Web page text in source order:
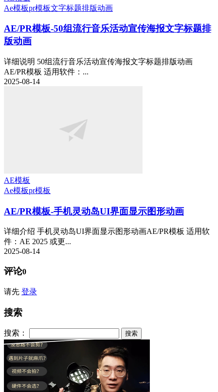
Ae模板pr模板文字标题排版动画
AE/PR模板-50组流行音乐活动宣传海报文字标题排
版动画
详细说明 50组流行音乐活动宣传海报文字标题排版动画
AE/PR模板 适用软件：...
2025-08-14
AE模板
Ae模板pr模板
AE/PR模板-手机灵动岛UI界面显示图形动画
详细介绍 手机灵动岛UI界面显示图形动画AE/PR模板 适用软
件：AE 2025 或更...
2025-08-14
评论0
请先 登录
搜索
搜索：